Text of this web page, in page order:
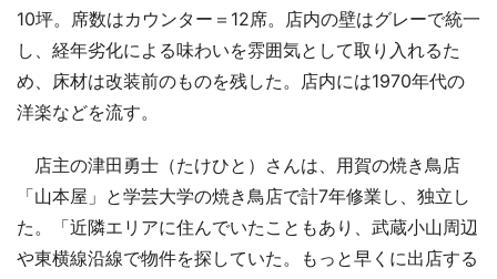
10坪。席数はカウンター＝12席。店内の壁はグレーで統一
し、経年劣化による味わいを雰囲気として取り入れるた
め、床材は改装前のものを残した。店内には1970年代の
洋楽などを流す。
店主の津田勇士（たけひと）さんは、用賀の焼き鳥店
「山本屋」と学芸大学の焼き鳥店で計7年修業し、独立し
た。「近隣エリアに住んでいたこともあり、武蔵小山周辺
や東横線沿線で物件を探していた。もっと早くに出店する